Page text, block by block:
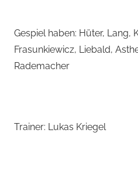
Gespiel haben: Hüter, Lang,
Frasunkiewicz, Liebald,
Rademacher
Trainer: Lukas Kriegel